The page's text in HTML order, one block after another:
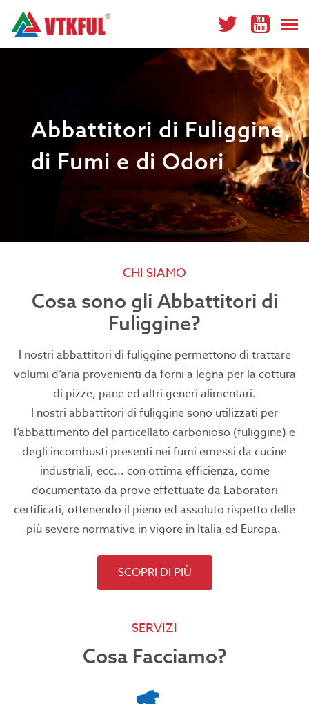
Abbattitori di Fuliggine,
di Fumi e di Odori
CHI SIAMO
Cosa sono gli Abbattitori di
Fuliggine?
I nostri abbattitori di fuliggine permettono di trattare
volumi d’aria provenienti da forni a legna per la cottura
di pizze, pane ed altri generi alimentari.
I nostri abbattitori di fuliggine sono utilizzati per
l’abbattimento del particellato carbonioso (fuliggine) e
degli incombusti presenti nei fumi emessi da cucine
industriali, ecc... con ottima efficienza, come
documentato da prove effettuate da Laboratori
certificati, ottenendo il pieno ed assoluto rispetto delle
più severe normative in vigore in Italia ed Europa.
SCOPRI DI PIÙ
SERVIZI
Cosa Facciamo?